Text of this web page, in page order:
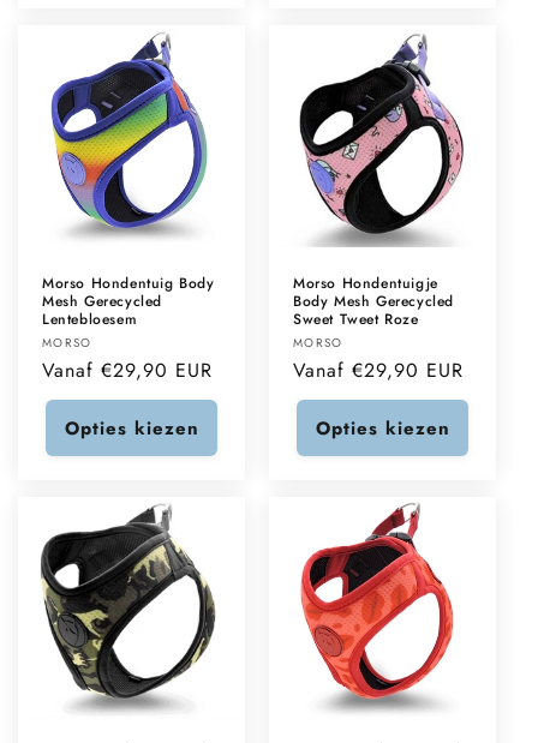
Morso Hondentuig Body
Mesh Gerecycled
Lentebloesem
Verkoper:
MORSO
Normale
prijs
Vanaf €29,90 EUR
Opties kiezen
Morso Hondentuigje
Body Mesh Gerecycled
Sweet Tweet Roze
Verkoper:
MORSO
Normale
prijs
Vanaf €29,90 EUR
Opties kiezen